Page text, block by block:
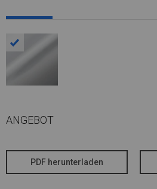
ANGEBOT
PDF herunterladen